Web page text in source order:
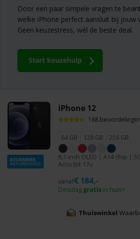
Door een paar simpele vragen te
welke iPhone perfect aansluit bij jouw
Geen keuzestress, wél de beste deal.
Start keuzehulp
iPhone 12
168 beoordelingen
64 GB 128 GB 256 GB
6,1 inch OLED | A14 chip |
Accu tot 17u
Dinsdaggratis in huis*
vanaf€ 184,-
Betaal achteraf